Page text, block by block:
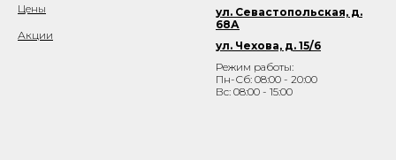
Цены
Акции
ул. Севастопольская, д.
68А
ул. Чехова, д. 15/6
Режим работы:
Пн-Сб: 08:00 - 20:00
Вс: 08:00 - 15:00